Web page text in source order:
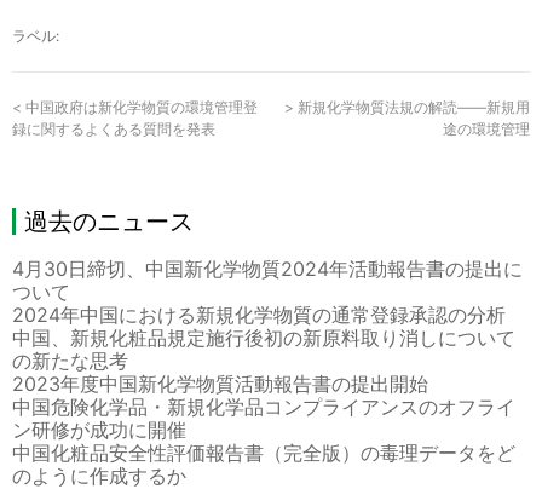
ラベル:
< 中国政府は新化学物質の環境管理登
録に関するよくある質問を発表
> 新規化学物質法規の解読——新規用
途の環境管理
過去のニュース
4月30日締切、中国新化学物質2024年活動報告書の提出に
ついて
2024年中国における新規化学物質の通常登録承認の分析
中国、新規化粧品規定施行後初の新原料取り消しについて
の新たな思考
2023年度中国新化学物質活動報告書の提出開始
中国危険化学品・新規化学品コンプライアンスのオフライ
ン研修が成功に開催
中国化粧品安全性評価報告書（完全版）の毒理データをど
のように作成するか